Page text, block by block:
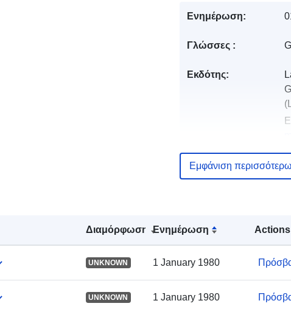
Διαμόρφωση Ενημέρωση Actions
UNKNOWN 1 January 1980
UNKNOWN 1 January 1980
Ενημέρωση:
Γλώσσες :
Εκδότης:
Αρχείο
Χωρικός:
Εμφάνιση